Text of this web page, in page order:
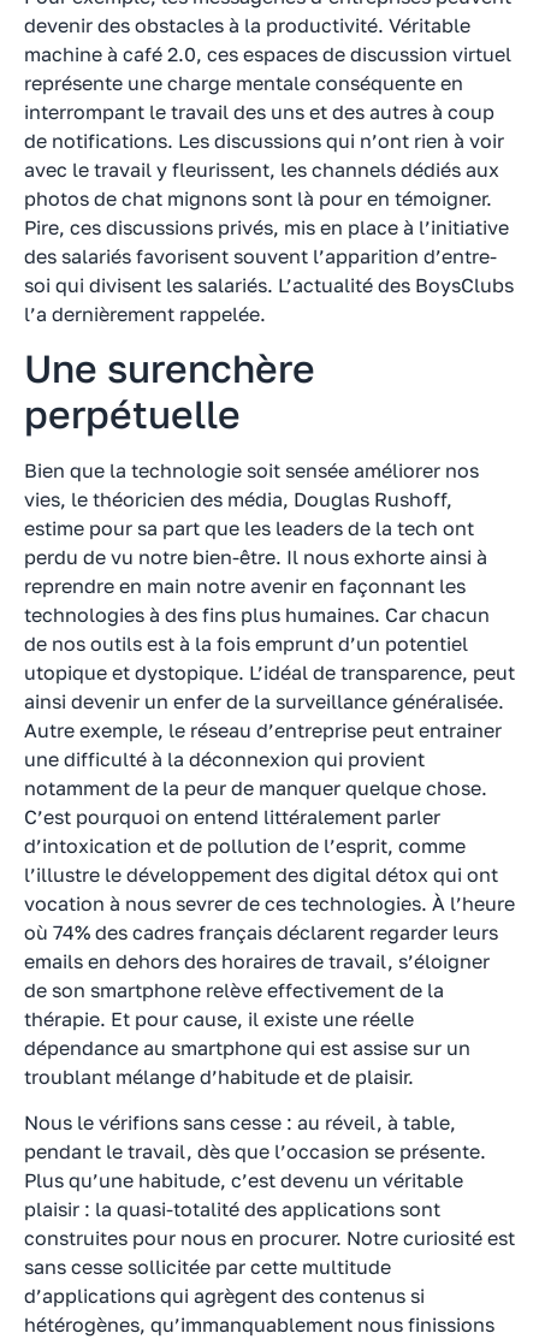
devenir des obstacles à la productivité. Véritable
machine à café 2.0, ces espaces de discussion virtuel
représente une charge mentale conséquente en
interrompant le travail des uns et des autres à coup
de notifications. Les discussions qui n’ont rien à voir
avec le travail y fleurissent, les channels dédiés aux
photos de chat mignons sont là pour en témoigner.
Pire, ces discussions privés, mis en place à l’initiative
des salariés favorisent souvent l’apparition d’entre-
soi qui divisent les salariés. L’actualité des BoysClubs
l’a dernièrement rappelée.
Une surenchère
perpétuelle
Bien que la technologie soit sensée améliorer nos
vies, le théoricien des média, Douglas Rushoff,
estime pour sa part que les leaders de la tech ont
perdu de vu notre bien-être. Il nous exhorte ainsi à
reprendre en main notre avenir en façonnant les
technologies à des fins plus humaines. Car chacun
de nos outils est à la fois emprunt d’un potentiel
utopique et dystopique. L’idéal de transparence, peut
ainsi devenir un enfer de la surveillance généralisée.
Autre exemple, le réseau d’entreprise peut entrainer
une difficulté à la déconnexion qui provient
notamment de la peur de manquer quelque chose.
C’est pourquoi on entend littéralement parler
d’intoxication et de pollution de l’esprit, comme
l’illustre le développement des digital détox qui ont
vocation à nous sevrer de ces technologies. À l’heure
où 74% des cadres français déclarent regarder leurs
emails en dehors des horaires de travail, s’éloigner
de son smartphone relève effectivement de la
thérapie. Et pour cause, il existe une réelle
dépendance au smartphone qui est assise sur un
troublant mélange d’habitude et de plaisir.
Nous le vérifions sans cesse : au réveil, à table,
pendant le travail, dès que l’occasion se présente.
Plus qu’une habitude, c’est devenu un véritable
plaisir : la quasi-totalité des applications sont
construites pour nous en procurer. Notre curiosité est
sans cesse sollicitée par cette multitude
d’applications qui agrègent des contenus si
hétérogènes, qu’immanquablement nous finissions